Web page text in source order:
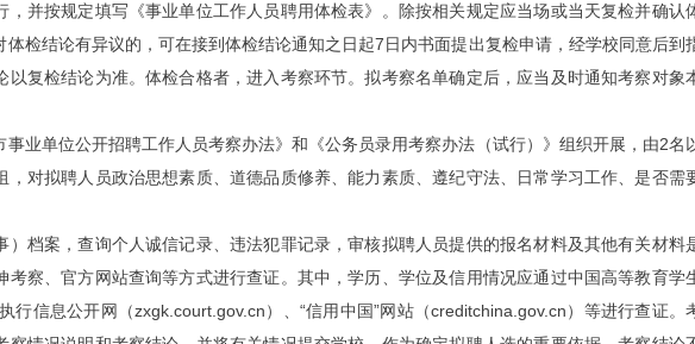
，并按规定填写《事业单位工作人员聘用体检表》。除按相关规定应当场或当天复检并确认
检结论有异议的，可在接到体检结论通知之日起7日内书面提出复检申请，经学校同意后到
以复检结论为准。体检合格者，进入考察环节。拟考察名单确定后，应当及时通知考察对象
业单位公开招聘工作人员考察办法》和《公务员录用考察办法（试行）》组织开展，由2名
，对拟聘人员政治思想素质、道德品质修养、能力素质、遵纪守法、日常学习工作、是否需
）档案，查询个人诚信记录、违法犯罪记录，审核拟聘人员提供的报名材料及其他有关材料
考察、官方网站查询等方式进行查证。其中，学历、学位及信用情况应通过中国高等教育学
行信息公开网（zxgk.court.gov.cn）、“信用中国”网站（creditchina.gov.cn）等进行查证。